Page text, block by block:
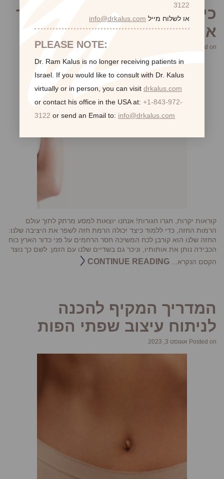
כיצד יכולה הרמת חזה לשפר
את היציבה שלך
Posted on אוגוסט 4, 2023
קוראות יקרות, חגרו חגורות! אנחנו יוצאות למסע מרתק לתוך עולם
הרמות החזה, כדי ללמוד כיצד יכולה הרמת חזה לשפר את היציבה שלנו:
החזה שלנו הוא קורבן לכח המשיכה חסר הרחמים על פני כדור הארץ כוח
הכבידה נותן את אותותיו, וניכר גם בשדיים שלנו עם הזמן. לשם כך נוצר
הקסם הנקרא... CONTINUE READING
המדריך המקיף להכנה
לניתוח עיצוב שפתי הפות
Posted on אוגוסט 3, 2023
3122
או לשלוח מייל info@drkalus.com
PLEASE NOTE:
Dr. Ram Kalus is no longer receiving patients in
Israel. If you would like to consult with Dr. Kalus
virtually or in person, you can visit drkalus.com
or contact his office in the USA at: +1-843-972-
3122 or send an Email to: info@drkalus.com